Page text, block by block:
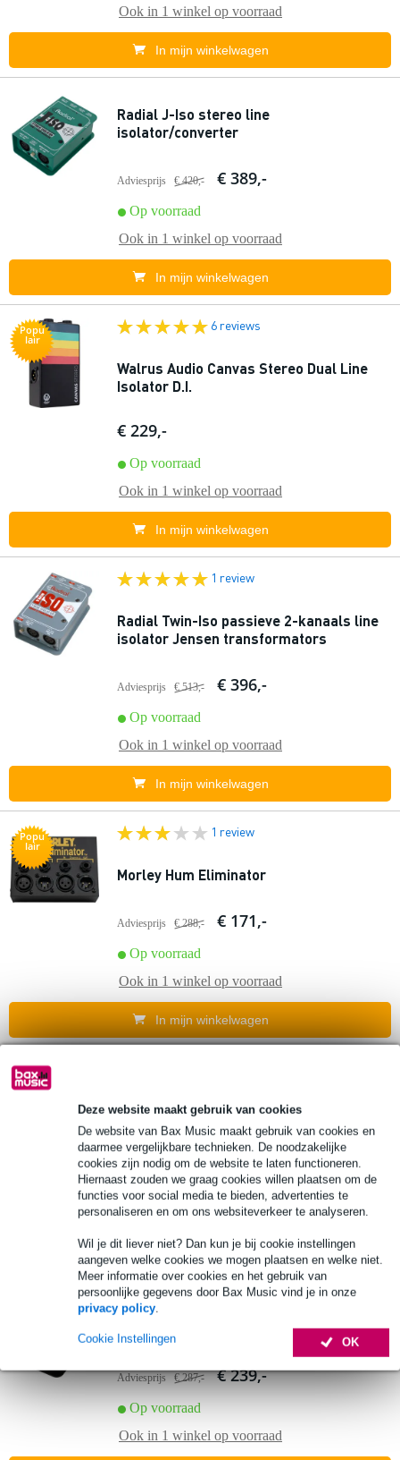
Deze website maakt gebruik van cookies
De website van Bax Music maakt gebruik van cookies en
daarmee vergelijkbare technieken. De noodzakelijke
cookies zijn nodig om de website te laten functioneren.
Hiernaast zouden we graag cookies willen plaatsen om de
functies voor social media te bieden, advertenties te
personaliseren en om ons websiteverkeer te analyseren.
Wil je dit liever niet? Dan kun je bij cookie instellingen
aangeven welke cookies we mogen plaatsen en welke niet.
Meer informatie over cookies en het gebruik van
persoonlijke gegevens door Bax Music vind je in onze
privacy policy.
OK
Cookie Instellingen
Ook in 1 winkel op voorraad
In mijn winkelwagen
Radial J-Iso stereo line
isolator/converter
Adviesprijs € 420,- € 389,-
Op voorraad
Ook in 1 winkel op voorraad
In mijn winkelwagen
Popu
lair
6 reviews
Walrus Audio Canvas Stereo Dual Line
Isolator D.I.
€ 229,-
Op voorraad
Ook in 1 winkel op voorraad
In mijn winkelwagen
1 review
Radial Twin-Iso passieve 2-kanaals line
isolator Jensen transformators
Adviesprijs € 513,- € 396,-
Op voorraad
Ook in 1 winkel op voorraad
In mijn winkelwagen
Popu
lair
1 review
Morley Hum Eliminator
Adviesprijs € 288,- € 171,-
Op voorraad
Ook in 1 winkel op voorraad
In mijn winkelwagen
D.I.
Adviesprijs € 192,- € 139,-
Op voorraad
Ook in1 winkel op voorraad
In mijn winkelwagen
Radial Highline passieve mono line
isolator
Adviesprijs € 287,- € 239,-
Op voorraad
Ook in 1 winkel op voorraad